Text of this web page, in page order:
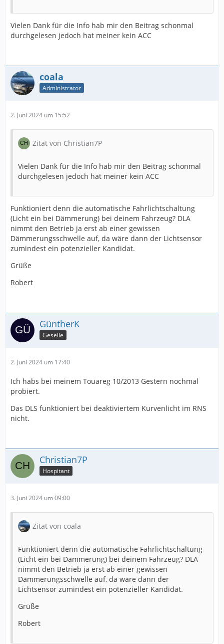
Vielen Dank für die Info hab mir den Beitrag schonmal
durchgelesen jedoch hat meiner kein ACC
coala
Administrator
2. Juni 2024 um 15:52
Zitat von Christian7P
Vielen Dank für die Info hab mir den Beitrag schonmal
durchgelesen jedoch hat meiner kein ACC
Funktioniert denn die automatische Fahrlichtschaltung
(Licht ein bei Dämmerung) bei deinem Fahrzeug? DLA
nimmt den Betrieb ja erst ab einer gewissen
Dämmerungsschwelle auf, da wäre dann der Lichtsensor
zumindest ein potenzieller Kandidat.
Grüße
Robert
GüntherK
Geselle
2. Juni 2024 um 17:40
Ich habs bei meinem Touareg 10/2013 Gestern nochmal
probiert.
Das DLS funktioniert bei deaktiviertem Kurvenlicht im RNS
nicht.
Christian7P
Hospitant
3. Juni 2024 um 09:00
Zitat von coala
Funktioniert denn die automatische Fahrlichtschaltung
(Licht ein bei Dämmerung) bei deinem Fahrzeug? DLA
nimmt den Betrieb ja erst ab einer gewissen
Dämmerungsschwelle auf, da wäre dann der
Lichtsensor zumindest ein potenzieller Kandidat.
Grüße
Robert